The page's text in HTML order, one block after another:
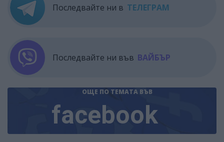
Последвайте ни в ТЕЛЕГРАМ
Последвайте ни във ВАЙБЪР
ОЩЕ ПО ТЕМАТА ВЪВ
facebook